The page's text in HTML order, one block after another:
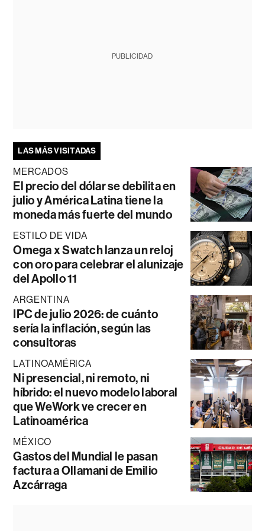
PUBLICIDAD
LAS MÁS VISITADAS
MERCADOS
El precio del dólar se debilita en
julio y América Latina tiene la
moneda más fuerte del mundo
ESTILO DE VIDA
Omega x Swatch lanza un reloj
con oro para celebrar el alunizaje
del Apollo 11
ARGENTINA
IPC de julio 2026: de cuánto
sería la inflación, según las
consultoras
LATINOAMÉRICA
Ni presencial, ni remoto, ni
híbrido: el nuevo modelo laboral
que WeWork ve crecer en
Latinoamérica
MÉXICO
Gastos del Mundial le pasan
factura a Ollamani de Emilio
Azcárraga